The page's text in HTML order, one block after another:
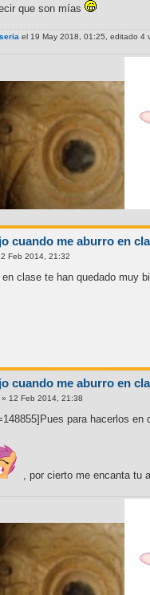
que son mías
el 19 May 2018, 01:25, editado 4
cuando me aburro en
Feb 2014, 21:32
clase te han quedado muy
cuando me aburro en
» 12 Feb 2014, 21:38
para hacerlos
, por cierto me encanta tu